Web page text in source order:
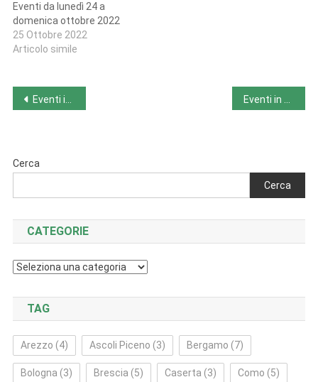
Eventi da lunedì 24 a
domenica ottobre 2022
25 Ottobre 2022
Articolo simile
Navigazione
Eventi in Piemonte da lunedì 24 ottobre 2022 a domenica 30 ottobre 2022
Cerca
Cerca
CATEGORIE
Categorie
TAG
Arezzo (4) Ascoli Piceno (3) Bergamo (7)
Bologna (3) Brescia (5) Caserta (3) Como (5)